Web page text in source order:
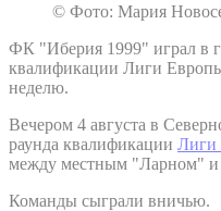
© Фото: Мария
ФК "Иберия 1999" играл в
квалификации Лиги
неделю.
Вечером 4 августа в
раунда квалификации
между местным "Ларном" и
Команды сыграли вничью.